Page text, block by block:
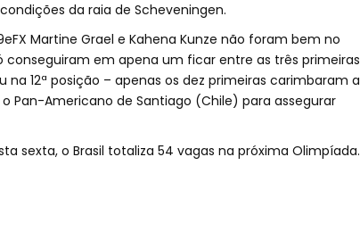
da raia de Scheveningen.
Martine Grael e Kahena Kunze não foram bem no
conseguiram em apena um ficar entre as três primeiras
na 12ª posição – apenas os dez primeiras carimbaram a
Pan-Americano de Santiago (Chile) para assegurar
sexta, o Brasil totaliza 54 vagas na próxima Olimpíada.